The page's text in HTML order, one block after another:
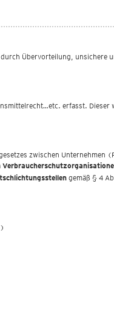
Übervorteilung, unsichere
erfasst. Dieser
zwischen Unternehmen
gemäß § 4
)